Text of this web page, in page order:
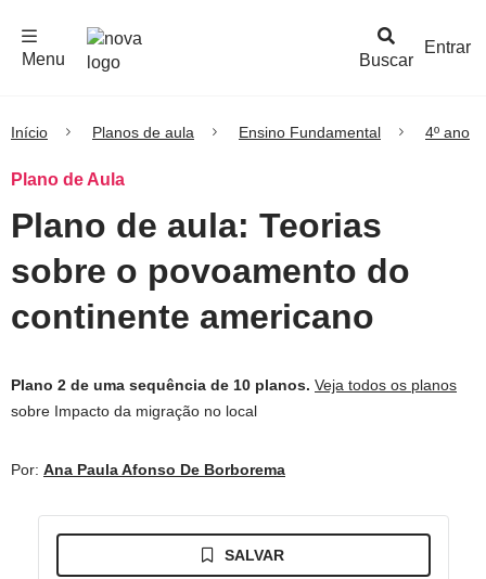
Buscar
Menu
Entrar
Início Planos de aula Ensino Fundamental 4º ano
Plano de Aula
Plano de aula: Teorias
sobre o povoamento do
continente americano
Plano 2 de uma sequência de 10 planos. Veja todos os planos
sobre Impacto da migração no local
Por: Ana Paula Afonso De Borborema
SALVAR